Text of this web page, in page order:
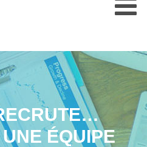
ÉQUIPE